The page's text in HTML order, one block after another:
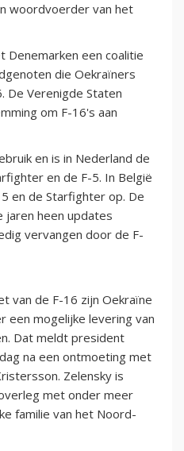
woordvoerder van het
Denemarken een coalitie
die Oekraïners
De Verenigde Staten
om F-16's aan
en is in Nederland de
en de F-5. In België
en de Starfighter op. De
heen updates
vervangen door de F-
van de F-16 zijn Oekraïne
een mogelijke levering van
Dat meldt president
na een ontmoeting met
Zelensky is
met onder meer
familie van het Noord-